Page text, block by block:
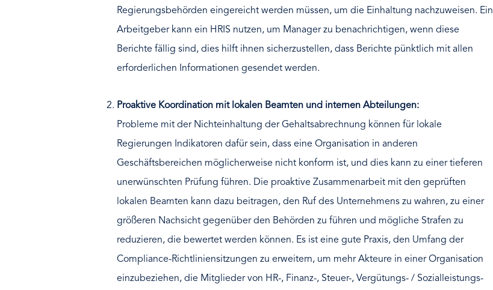
Regierungsbehörden eingereicht werden müssen, um die Einhaltung nachzuweisen. Ein
Arbeitgeber kann ein HRIS nutzen, um Manager zu benachrichtigen, wenn diese
Berichte fällig sind, dies hilft ihnen sicherzustellen, dass Berichte pünktlich mit allen
erforderlichen Informationen gesendet werden.
Proaktive Koordination mit lokalen Beamten und internen Abteilungen:
Probleme mit der Nichteinhaltung der Gehaltsabrechnung können für lokale
Regierungen Indikatoren dafür sein, dass eine Organisation in anderen
Geschäftsbereichen möglicherweise nicht konform ist, und dies kann zu einer tieferen
unerwünschten Prüfung führen. Die proaktive Zusammenarbeit mit den geprüften
lokalen Beamten kann dazu beitragen, den Ruf des Unternehmens zu wahren, zu einer
größeren Nachsicht gegenüber den Behörden zu führen und mögliche Strafen zu
reduzieren, die bewertet werden können. Es ist eine gute Praxis, den Umfang der
Compliance-Richtliniensitzungen zu erweitern, um mehr Akteure in einer Organisation
einzubeziehen, die Mitglieder von HR-, Finanz-, Steuer-, Vergütungs- / Sozialleistungs-